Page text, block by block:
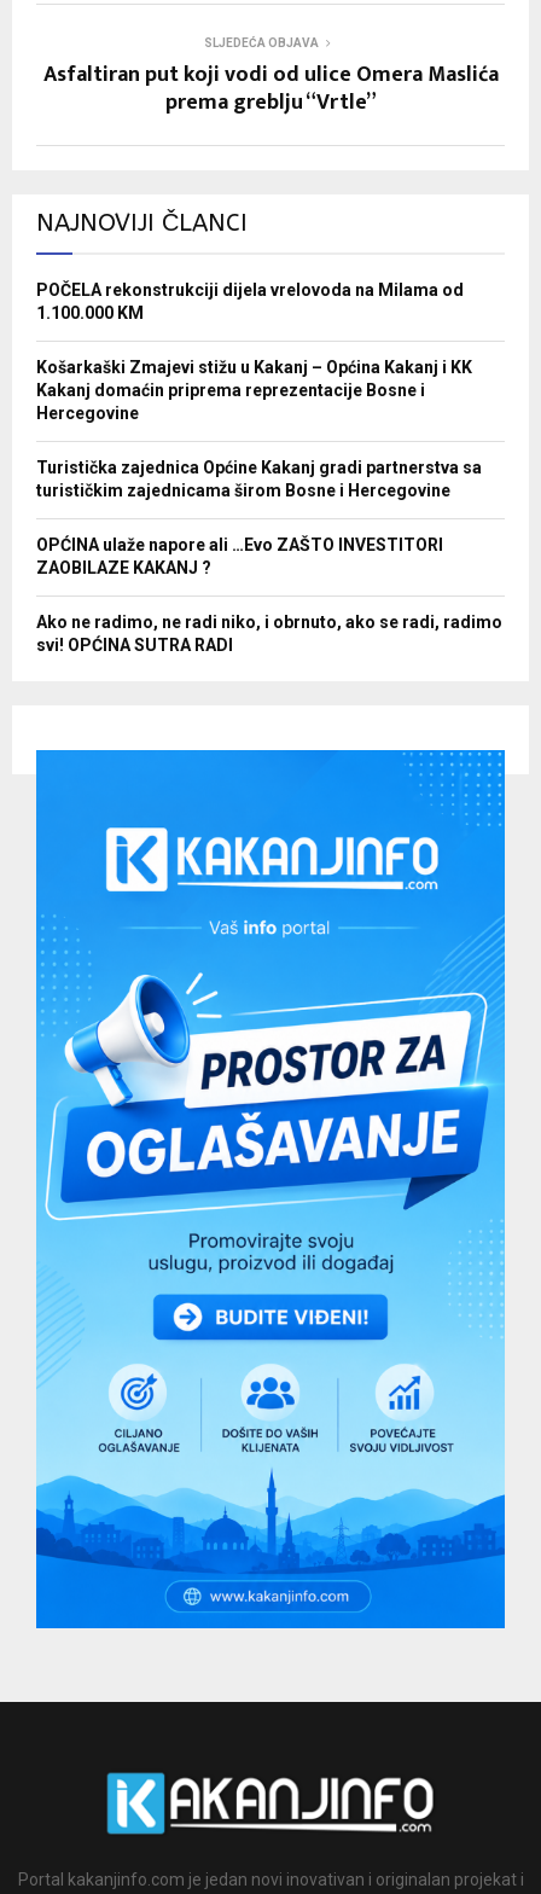
SLJEDEĆA OBJAVA
Asfaltiran put koji vodi od ulice Omera Maslića
prema greblju “Vrtle”
NAJNOVIJI ČLANCI
POČELA rekonstrukciji dijela vrelovoda na Milama od
1.100.000 KM
Košarkaški Zmajevi stižu u Kakanj – Općina Kakanj i KK
Kakanj domaćin priprema reprezentacije Bosne i
Hercegovine
Turistička zajednica Općine Kakanj gradi partnerstva sa
turističkim zajednicama širom Bosne i Hercegovine
OPĆINA ulaže napore ali …Evo ZAŠTO INVESTITORI
ZAOBILAZE KAKANJ ?
Ako ne radimo, ne radi niko, i obrnuto, ako se radi, radimo
svi! OPĆINA SUTRA RADI
Portal kakanjinfo.com je jedan novi inovativan i originalan projekat i